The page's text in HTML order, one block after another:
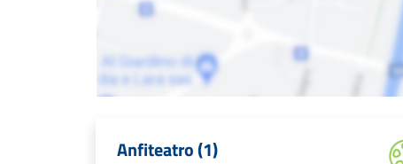
Anfiteatro (1)